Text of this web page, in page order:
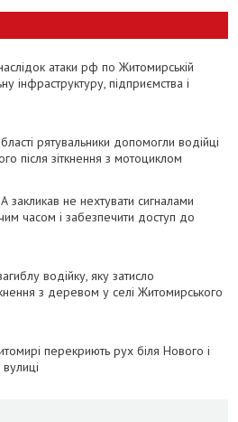
атаки рф по Житомирській
інфраструктуру, підприємства і
рятувальники допомогли водійці
після зіткнення з мотоциклом
не нехтувати сигналами
часом і забезпечити доступ до
водійку, яку затисло
з деревом у селі Житомирського
перекриють рух біля Нового і